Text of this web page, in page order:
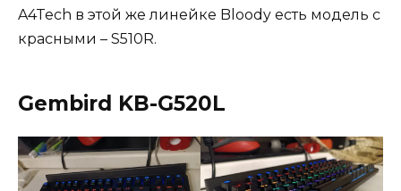
A4Tech в этой же линейке Bloody есть модель с
красными – S510R.
Gembird KB-G520L